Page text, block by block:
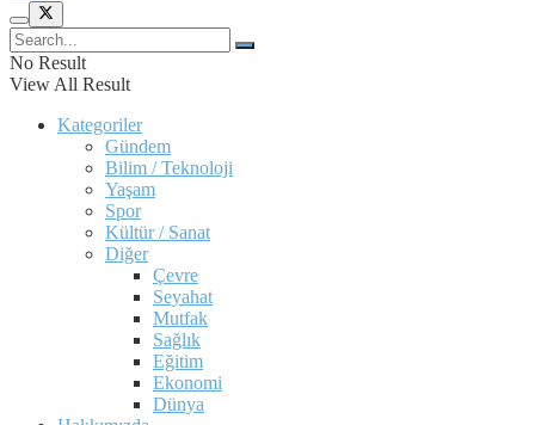
No Result
View All Result
Kategoriler
Gündem
Bilim / Teknoloji
Yaşam
Spor
Kültür / Sanat
Diğer
Çevre
Seyahat
Mutfak
Sağlık
Eğitim
Ekonomi
Dünya